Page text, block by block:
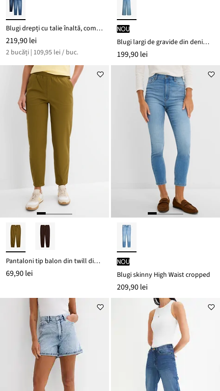
Blugi drepți cu talie înaltă, comodă (set/2 buc.)
219,90 lei
2 bucăți | 109,95 lei / buc.
nou
Blugi largi de gravide din denim elastic, Full Length
199,90 lei
Pantaloni tip balon din twill din mix de bumbac și elastan
69,90 lei
nou
Blugi skinny High Waist cropped
209,90 lei